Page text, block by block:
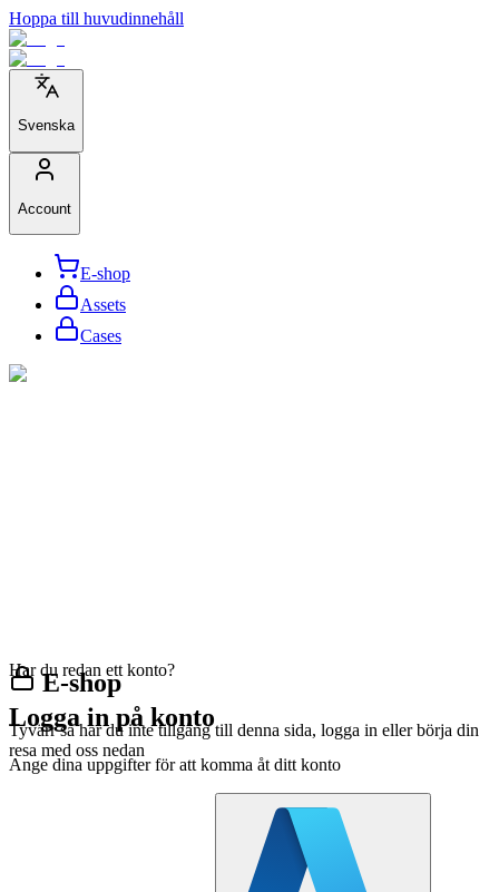
Hoppa till huvudinnehåll
Svenska
Account
E-shop
Assets
Cases
E-shop
Tyvärr så har du inte tillgång till denna sida, logga in eller börja din
resa med oss nedan
Har du redan ett konto?
Logga in på konto
Ange dina uppgifter för att komma åt ditt konto